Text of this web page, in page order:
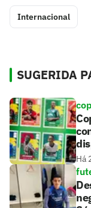
Internacional
SUGERIDA
Há